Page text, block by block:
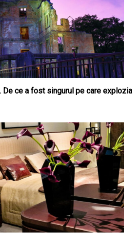
De ce a fost singurul pe care explozia